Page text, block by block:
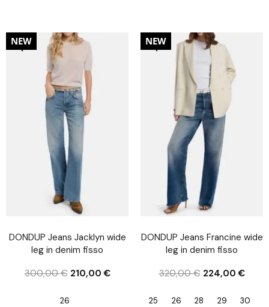
30%
NEW
DONDUP Jeans Jacklyn wide
leg in denim fisso
300,00€ 210,00€
26
30%
NEW
DONDUP Jeans Francine wide
leg in denim fisso
320,00€ 224,00€
25 26 28 29 30